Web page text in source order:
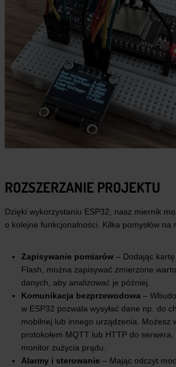
ROZSZERZANIE PROJEKTU
Dzięki wykorzystaniu ESP32, nasz miernik
o kolejne funkcjonalności. Kilka pomysłów na
Zapisywanie pomiarów – Dodając kartę
Flash, można zapisywać zmierzone
danych, aby analizować je później.
Komunikacja bezprzewodowa –
w ESP32 pozwala wysyłać dane np. do
mobilnej lub innego urządzenia. Możesz
protokołem MQTT lub HTTP do
monitor zużycia prądu.
Alarmy i sterowanie – Mając odczyt